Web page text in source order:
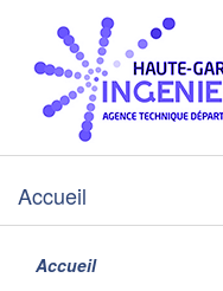
Accueil
Accueil